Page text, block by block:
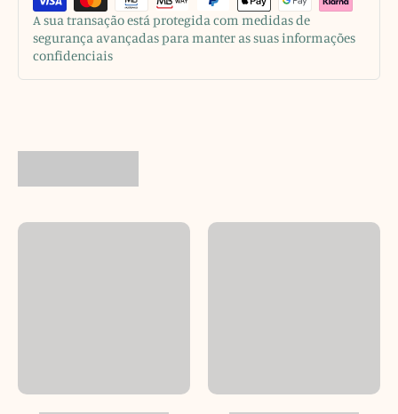
A sua transação está protegida com medidas de
segurança avançadas para manter as suas informações
confidenciais